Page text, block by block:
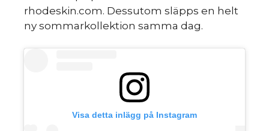
rhodeskin.com. Dessutom släpps en helt
ny sommarkollektion samma dag.
Visa detta inlägg på Instagram